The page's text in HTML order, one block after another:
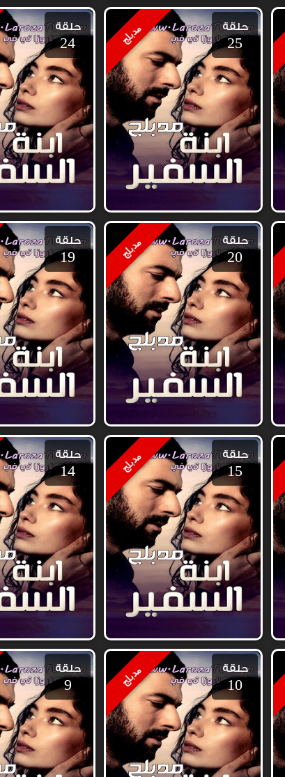
مدبلج حلقة
25
حلقة
24
مدبلج حلقة
20
حلقة
19
مدبلج حلقة
15
حلقة
14
مدبلج حلقة
10
حلقة
9